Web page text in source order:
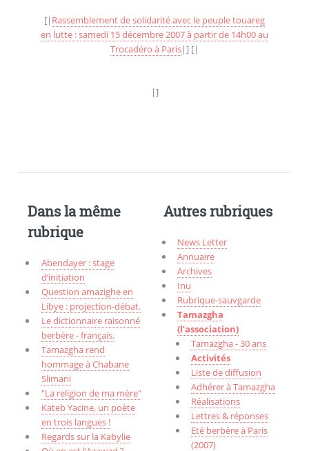
[| Rassemblement de solidarité avec le peuple touareg
en lutte : samedi 15 décembre 2007 à partir de 14h00 au
Trocadéro à Paris|] [|
|]
Dans la même
rubrique
Abendayer : stage
d’initiation
Question amazighe en
Libye : projection-débat.
Le dictionnaire raisonné
berbère - français.
Tamazgha rend
hommage à Chabane
Slimani
"La religion de ma mère"
Kateb Yacine, un poète
en trois langues !
Regards sur la Kabylie
Autres rubriques
News Letter
Annuaire
Archives
Inu
Rubrique-sauvgarde
Tamazgha
(l’association)
Tamazgha - 30 ans
Activités
Liste de diffusion
Adhérer à Tamazgha
Réalisations
Lettres & réponses
Eté berbère à Paris
(2007)